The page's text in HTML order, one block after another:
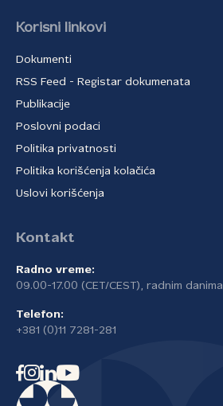
Korisni linkovi
Dokumenti
RSS Feed - Registar dokumenata
Publikacije
Poslovni podaci
Politika privatnosti
Politika korišćenja kolačića
Uslovi korišćenja
Kontakt
Radno vreme:
09.00-17.00 (CET/CEST), radnim danima
Telefon:
+381 (0)11 7281-281